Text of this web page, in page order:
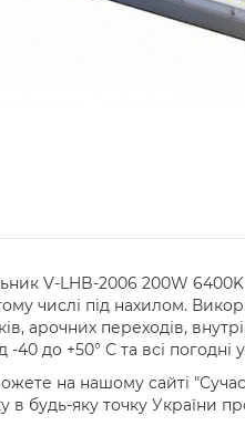
V-LHB-2006 200W
тому числі під нахилом.
арочних переходів,
40 до +50° С та всі погодні
на нашому сайті
в будь-яку точку України